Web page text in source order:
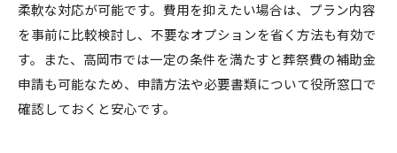
柔軟な対応が可能です。費用を抑えたい場合は、プラン内容
を事前に比較検討し、不要なオプションを省く方法も有効で
す。また、高岡市では一定の条件を満たすと葬祭費の補助金
申請も可能なため、申請方法や必要書類について役所窓口で
確認しておくと安心です。